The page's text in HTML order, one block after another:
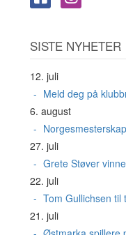
SISTE NYHETER
12. juli
Meld deg på
6. august
27. juli
Grete Støver
22. juli
Tom Gullichsen til
21. juli